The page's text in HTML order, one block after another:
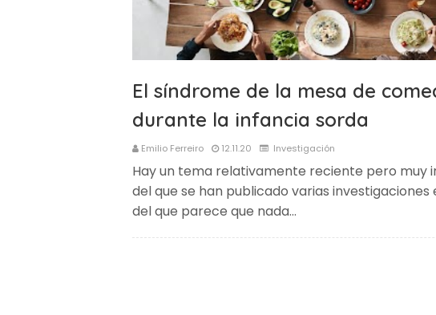
El síndrome de la mesa de
durante la infancia sorda
Emilio Ferreiro 12.11.20 Investigación
Hay un tema relativamente reciente pero muy
del que se han publicado varias investigaciones
del que parece que nada…